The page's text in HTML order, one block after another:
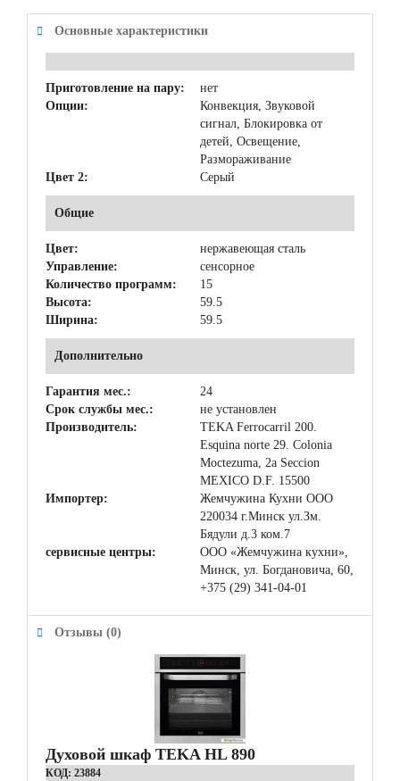
Основные характеристики
Приготовление на пару:
нет
Опции:
Конвекция, Звуковой
сигнал, Блокировка от
детей, Освещение,
Размораживание
Цвет 2:
Серый
Общие
Цвет:
нержавеющая сталь
Управление:
сенсорное
Количество программ:
15
Высота:
59.5
Ширина:
59.5
Дополнительно
Гарантия мес.:
24
Срок службы мес.:
не установлен
Производитель:
TEKA Ferrocarril 200.
Esquina norte 29. Colonia
Moctezuma, 2a Seccion
MEXICO D.F. 15500
Импортер:
Жемчужина Кухни ООО
220034 г.Минск ул.Зм.
Бядули д.3 ком.7
сервисные центры:
ООО «Жемчужина кухни»,
Минск, ул. Богдановича, 60,
+375 (29) 341-04-01
Отзывы (0)
Духовой шкаф TEKA HL 890
КОД: 23884